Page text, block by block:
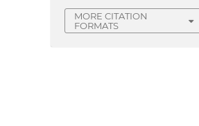
MORE CITATION
FORMATS